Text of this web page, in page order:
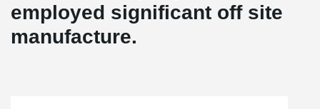
employed significant off site
manufacture.